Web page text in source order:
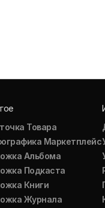
Товара
Маркетплейс
Альбома
Подкаста
Книги
Журнала